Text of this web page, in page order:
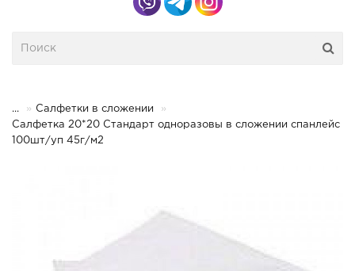
...
Салфетки в сложении
Салфетка 20*20 Стандарт одноразовы в сложении спанлейс
100шт/уп 45г/м2